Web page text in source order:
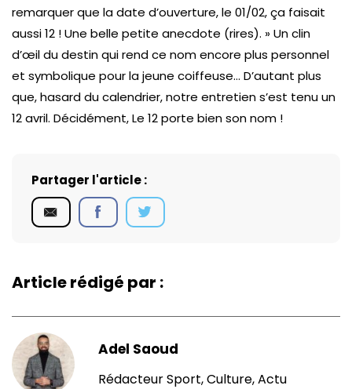
remarquer que la date d’ouverture, le 01/02, ça faisait
aussi 12 ! Une belle petite anecdote (rires). » Un clin
d’œil du destin qui rend ce nom encore plus personnel
et symbolique pour la jeune coiffeuse… D’autant plus
que, hasard du calendrier, notre entretien s’est tenu un
12 avril. Décidément, Le 12 porte bien son nom !
Partager l'article :
Article rédigé par :
Adel Saoud
Rédacteur Sport, Culture, Actu